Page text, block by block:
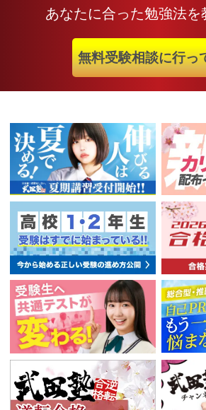
あなたに合った勉強法を
無料受験相談に行っ